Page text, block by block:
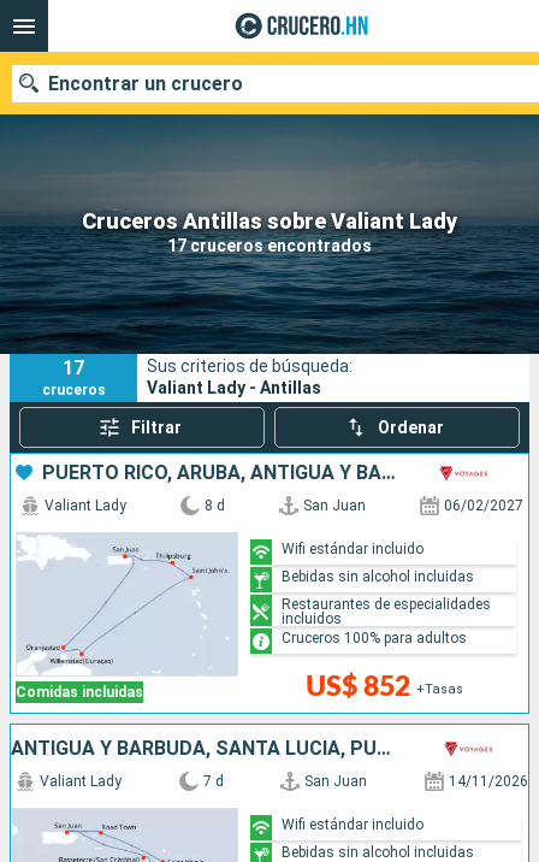
Cruceros Antillas sobre Valiant Lady
17 cruceros encontrados
Encontrar un crucero
Nuestros destinos
Fecha de salida
Puertos Compañías
Buscar
17
cruceros
Sus criterios de búsqueda:
Valiant Lady - Antillas
Filtrar Ordenar
PUERTO RICO, ARUBA, ANTIGUA Y BARBUDA, SAN MARTÍN
Comidas incluidas
Valiant Lady 8 d San Juan 06/02/2027
US$ 852 +Tasas
Wifi estándar incluido
Bebidas sin alcohol incluidas
Restaurantes de especialidades
incluidos
Cruceros 100% para adultos
ANTIGUA Y BARBUDA, SANTA LUCIA, PUERTO RICO
Valiant Lady 7 d San Juan 14/11/2026
Wifi estándar incluido
Bebidas sin alcohol incluidas